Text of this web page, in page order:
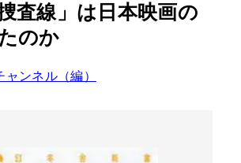
査線」は日本映画の
のか
ンネル（編）